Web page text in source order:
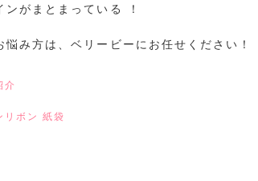
がまとまっている ！
み方は、ベリービーにお任せください！
介
リボン 紙袋